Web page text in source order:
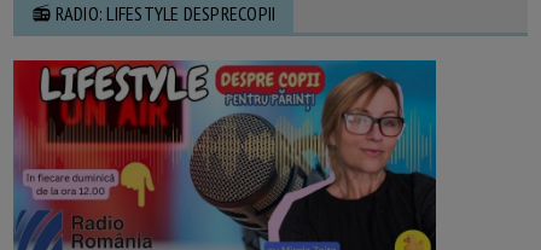
📻 RADIO: LIFESTYLE DESPRECOPII